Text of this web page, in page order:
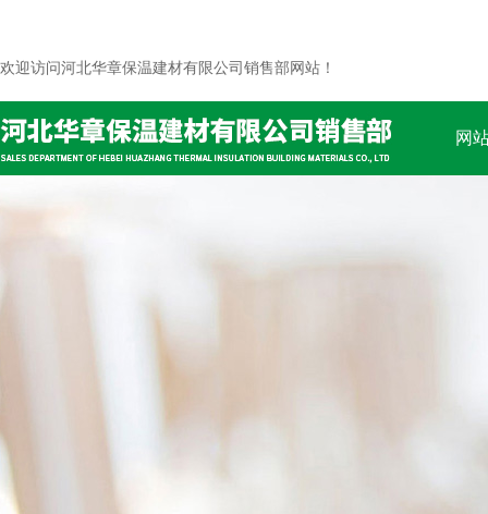
欢迎访问河北华章保温建材有限公司销售部网站！
网